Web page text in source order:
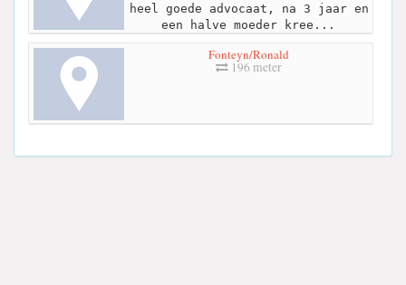
heel goede advocaat, na 3 jaar en
een halve moeder kree...
Fonteyn/Ronald
196 meter